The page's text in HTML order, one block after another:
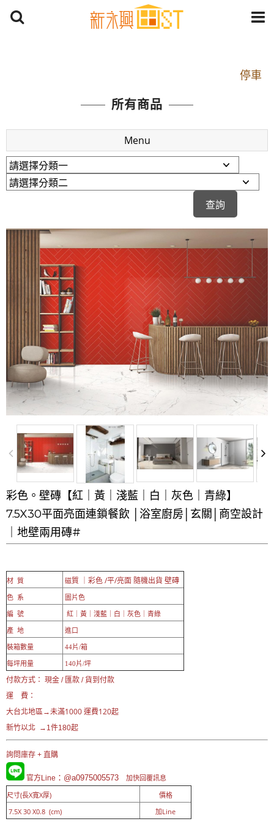
停車
捷運： 中和線【頂溪站 2 號出口】往中山路1段139
原Line已滿 無法加Line好友 請親愛的客戶加入
LINE官方帳號@a0975005573
開車：中山路1段 到永平路路口(樂華夜市口)門口可
停車
捷運： 中和線【頂溪站 2 號出口】往中山路1段139
號約10分鐘
原Line已滿 無法加Line好友 請親愛的客戶加入
LINE官方帳號@a0975005573
所有商品
Menu
彩色。壁磚【紅｜黃｜淺藍｜白｜灰色｜青綠】
7.5X30平面亮面連鎖餐飲 │浴室廚房│玄關│商空設計
｜地壁兩用磚#
材 質 磁質 ｜彩色 /平/亮面 隨機出貨 壁磚
色 系 圖片色
編 號 紅｜黃｜淺藍｜白｜灰色｜青綠
產 地 進口
裝箱數量 44片/箱
每坪用量 140片/坪
付款方式： 現金 / 匯款 / 貨到付款
運 費：
大台北地區→未滿1000 運費120起
新竹以北 →1件180起
詢問庫存 + 直購
官方Line ：@a0975005573 加快回覆訊息
尺寸(長X寬X厚)
價格
7.5X 30 X0.8 (cm)
加Line